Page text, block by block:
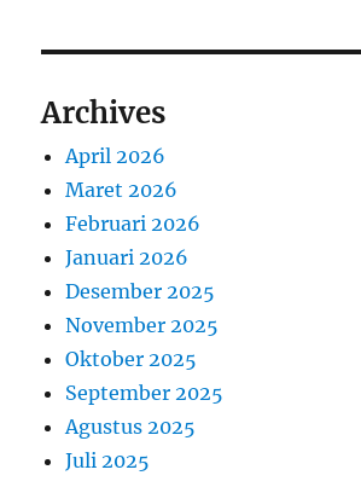
Archives
April 2026
Maret 2026
Februari 2026
Januari 2026
Desember 2025
November 2025
Oktober 2025
September 2025
Agustus 2025
Juli 2025